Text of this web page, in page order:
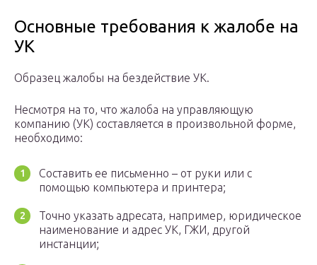
Основные требования к жалобе на
УК
Образец жалобы на бездействие УК.
Несмотря на то, что жалоба на управляющую
компанию (УК) составляется в произвольной форме,
необходимо:
Составить ее письменно – от руки или с
помощью компьютера и принтера;
Точно указать адресата, например, юридическое
наименование и адрес УК, ГЖИ, другой
инстанции;